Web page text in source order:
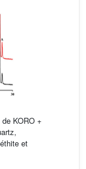
KORO +
et